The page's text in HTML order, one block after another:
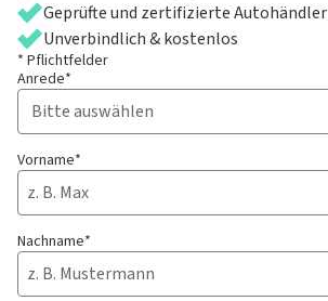
Geprüfte und zertifizierte Autohändler
Unverbindlich & kostenlos
* Pflichtfelder
Anrede*
Vorname*
Nachname*